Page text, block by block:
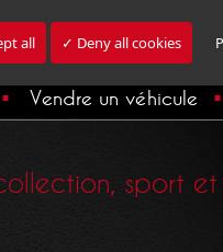
all ✓ Deny all cookies
Vendre un véhicule
sport et